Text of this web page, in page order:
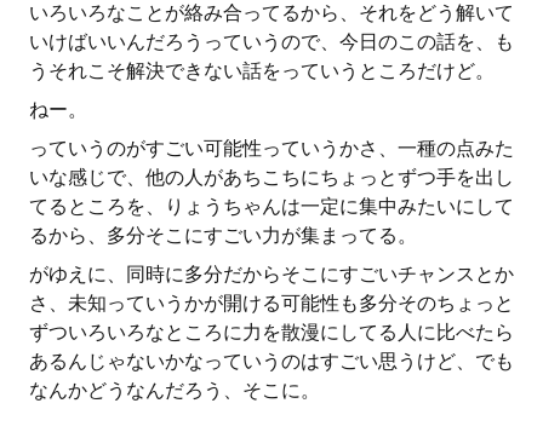
いろいろなことが絡み合ってるから、それをどう解いて
いけばいいんだろうっていうので、今日のこの話を、も
うそれこそ解決できない話をっていうところだけど。
ねー。
っていうのがすごい可能性っていうかさ、一種の点みた
いな感じで、他の人があちこちにちょっとずつ手を出し
てるところを、りょうちゃんは一定に集中みたいにして
るから、多分そこにすごい力が集まってる。
がゆえに、同時に多分だからそこにすごいチャンスとか
さ、未知っていうかが開ける可能性も多分そのちょっと
ずついろいろなところに力を散漫にしてる人に比べたら
あるんじゃないかなっていうのはすごい思うけど、でも
なんかどうなんだろう、そこに。